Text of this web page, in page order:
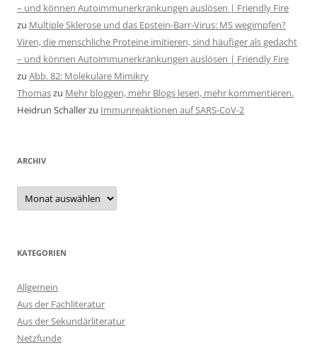
– und können Autoimmunerkrankungen auslösen | Friendly Fire
zu Multiple Sklerose und das Epstein-Barr-Virus: MS wegimpfen?
Viren, die menschliche Proteine imitieren, sind häufiger als gedacht
– und können Autoimmunerkrankungen auslösen | Friendly Fire
zu Abb. 82: Molekulare Mimikry
Thomaszu Mehr bloggen, mehr Blogs lesen, mehr kommentieren.
Heidrun Schallerzu Immunreaktionen auf SARS-CoV-2
ARCHIV
Archiv
KATEGORIEN
Allgemein
Aus der Fachliteratur
Aus der Sekundärliteratur
Netzfunde